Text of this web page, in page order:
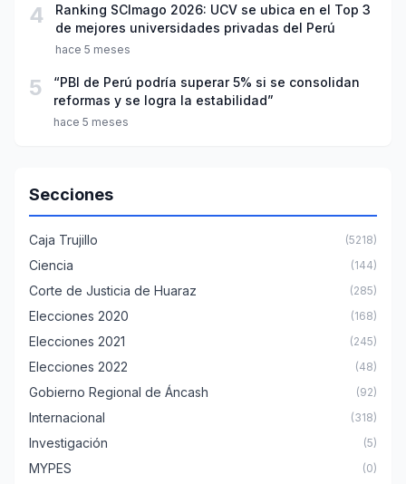
4
Ranking SCImago 2026: UCV se ubica en el Top 3
de mejores universidades privadas del Perú
hace 5 meses
5
“PBI de Perú podría superar 5% si se consolidan
reformas y se logra la estabilidad”
hace 5 meses
Secciones
Caja Trujillo (5218)
Ciencia (144)
Corte de Justicia de Huaraz (285)
Elecciones 2020 (168)
Elecciones 2021 (245)
Elecciones 2022 (48)
Gobierno Regional de Áncash (92)
Internacional (318)
Investigación (5)
MYPES (0)